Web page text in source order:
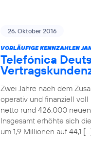
26. Oktober 2016
VORLÄUFIGE KENNZAHLEN
Telefónica
Zwei Jahre nach dem
operativ und finanziell
netto rund 426.000
Insgesamt erhöhte sich
um 1,9 Millionen auf 44,1